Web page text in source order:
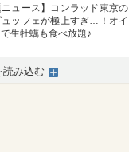
ニュース】コンラッド東京の
ッフェが極上すぎ…！オイ
生牡蠣も食べ放題♪
読み込む